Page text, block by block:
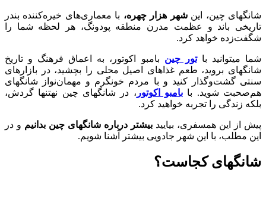
شانگهای چین، اینشهر هزار چهره، با معماری‌های خیره‌کننده بندر
تاریخی باند و عظمت مدرن منطقه پودونگ، هر لحظه شما را
شگفت‌زده خواهد کرد.
شما می‎توانید با تور چین بامبو اکوتور، به اعماق فرهنگ و تاریخ
شانگهای بروید، طعم غذاهای اصیل محلی را بچشید، در بازارهای
سنتی گشت‌وگذار کنید و با مردم خونگرم و مهمان‌نواز شانگهای
هم‌صحبت شوید. با بامبو اکوتور
، در شانگهای چین نه‎تنها گردش،
بلکه زندگی را تجربه خواهید کرد.
پیش از این همسفری، بیایید بیشتر درباره شانگهای چین بدانیم ‌ و در
این مطلب، با این شهر جادویی بیشتر آشنا شویم.
شانگهای کجاست؟